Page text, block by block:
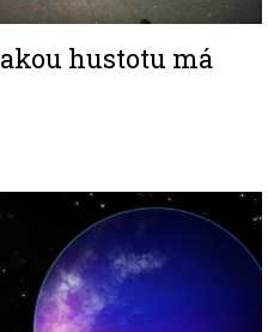
hustotu má